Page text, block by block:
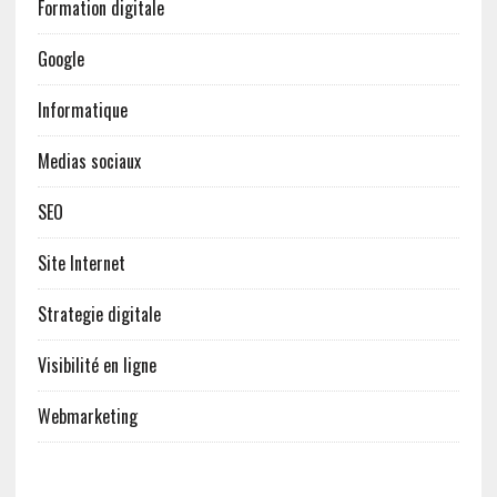
Formation digitale
Google
Informatique
Medias sociaux
SEO
Site Internet
Strategie digitale
Visibilité en ligne
Webmarketing